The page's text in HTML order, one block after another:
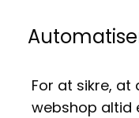
For at sikre, at
webshop altid